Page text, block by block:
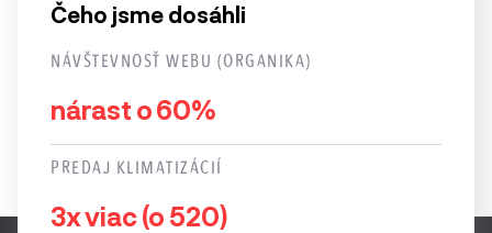
Čeho jsme dosáhli
NÁVŠTEVNOSŤ WEBU (ORGANIKA)
nárast o 60%
PREDAJ KLIMATIZÁCIÍ
3x viac (o 520)